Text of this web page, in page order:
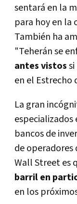
sentará en la
para hoy en la
También ha
"Teherán se
antes vistos
en el Estrecho
La gran
especializados
bancos de
de operadores
Wall Street es
barril en
en los